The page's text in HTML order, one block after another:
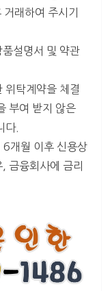
래하여 주시기
설명서 및 약관
위탁계약을 체결
부여 받지 않은
다.
6개월 이후 신용상
금융회사에 금리